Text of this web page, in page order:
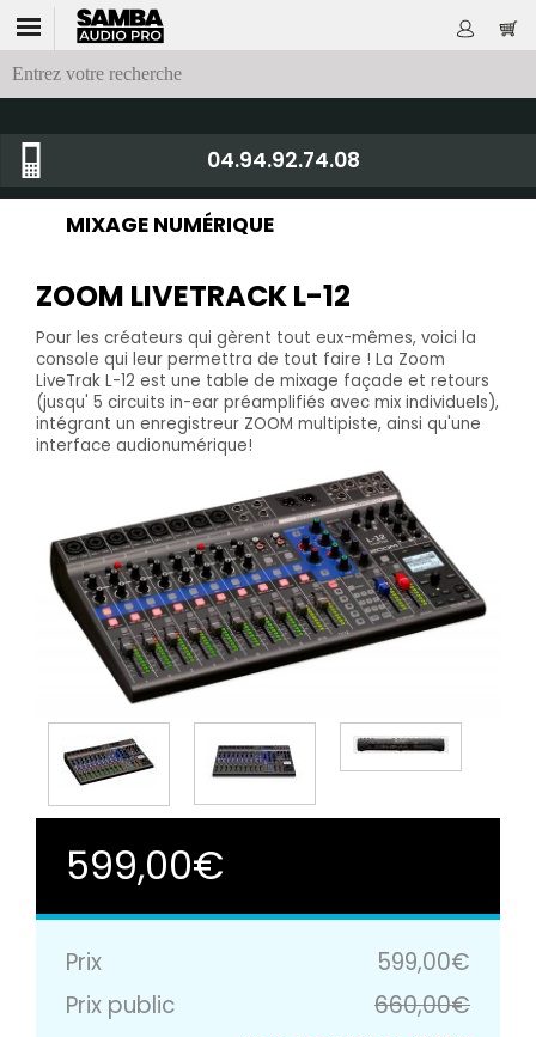
04.94.92.74.08
MIXAGE NUMÉRIQUE
ZOOM LIVETRACK L-12
Pour les créateurs qui gèrent tout eux-mêmes, voici la
console qui leur permettra de tout faire ! La Zoom
LiveTrak L-12 est une table de mixage façade et retours
(jusqu' 5 circuits in-ear préamplifiés avec mix individuels),
intégrant un enregistreur ZOOM multipiste, ainsi qu'une
interface audionumérique!
599,00€
Prix
599,00€
Prix public
660,00€